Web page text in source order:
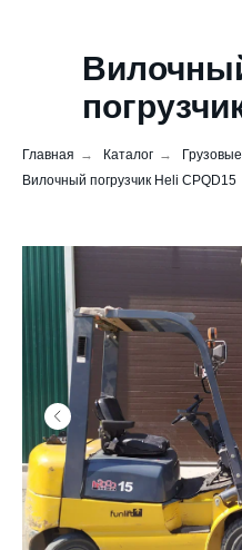
CPQD15
Главная → Каталог → Грузовые
Вилочный погрузчик Heli CPQD15